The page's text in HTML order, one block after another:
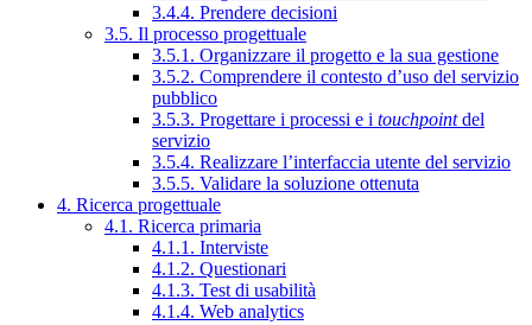
3.4.4. Prendere decisioni
3.5. Il processo progettuale
3.5.1. Organizzare il progetto e la sua gestione
3.5.2. Comprendere il contesto d’uso del servizio
pubblico
3.5.3. Progettare i processi e i touchpointdel
servizio
3.5.4. Realizzare l’interfaccia utente del servizio
3.5.5. Validare la soluzione ottenuta
4. Ricerca progettuale
4.1. Ricerca primaria
4.1.1. Interviste
4.1.2. Questionari
4.1.3. Test di usabilità
4.1.4. Web analytics